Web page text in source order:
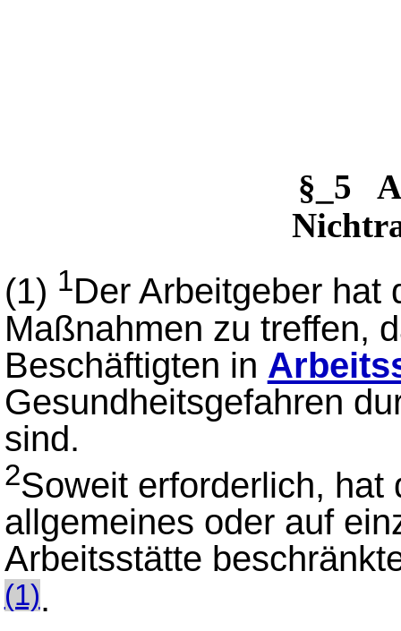
§_5
(1) 1Der Arbeitgeber hat
Maßnahmen zu treffen,
Beschäftigten in
Gesundheitsgefahren
sind.
2Soweit erforderlich, hat
allgemeines oder auf
Arbeitsstätte
(1).